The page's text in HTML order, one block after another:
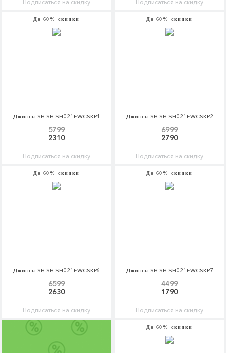
Подписаться на скидку Подписаться на скидку
До 60% скидки
Джинсы SH SH SH021EWCSKP1
5799
2310
Подписаться на скидку
До 60% скидки
Джинсы SH SH SH021EWCSKP2
6999
2790
Подписаться на скидку
До 60% скидки
Джинсы SH SH SH021EWCSKP6
6599
2630
Подписаться на скидку
До 60% скидки
Джинсы SH SH SH021EWCSKP7
4499
1790
Подписаться на скидку
До 60% скидки